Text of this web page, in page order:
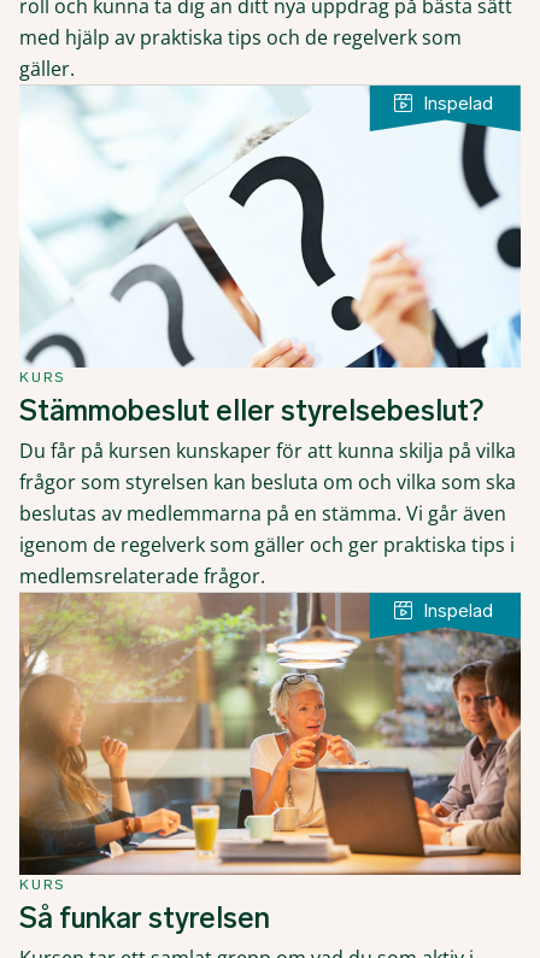
roll och kunna ta dig an ditt nya uppdrag på bästa sätt
med hjälp av praktiska tips och de regelverk som
gäller.
KURS
Stämmobeslut eller styrelsebeslut?
Du får på kursen kunskaper för att kunna skilja på vilka
frågor som styrelsen kan besluta om och vilka som ska
beslutas av medlemmarna på en stämma. Vi går även
igenom de regelverk som gäller och ger praktiska tips i
medlemsrelaterade frågor.
KURS
Så funkar styrelsen